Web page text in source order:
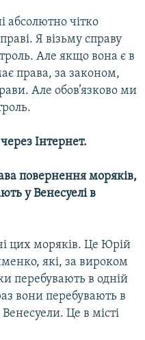
абсолютно чітко
Я візьму справу
Але якщо вона є в
права, за законом,
Але обов’язково ми
Інтернет.
повернення моряків,
у Венесуелі в
цих моряків. Це Юрій
які, за вироком
перебувають в одній
вони перебувають в
Це в місті